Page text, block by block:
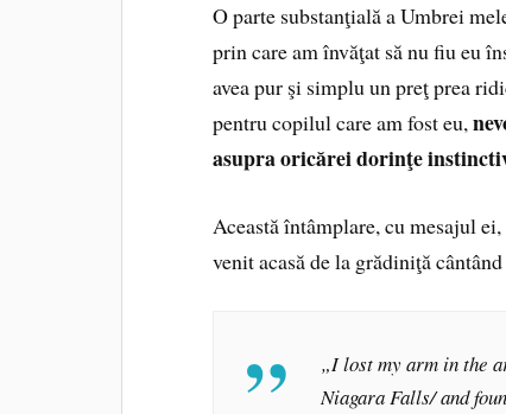
O parte substanţială a Umbrei
prin care am învăţat să nu fiu eu
avea pur şi simplu un preţ prea
pentru copilul care am fost eu,
asupra oricărei dorinţe
Această întâmplare, cu mesajul
venit acasă de la grădiniţă
„I lost my arm in the
Niagara Falls/ and